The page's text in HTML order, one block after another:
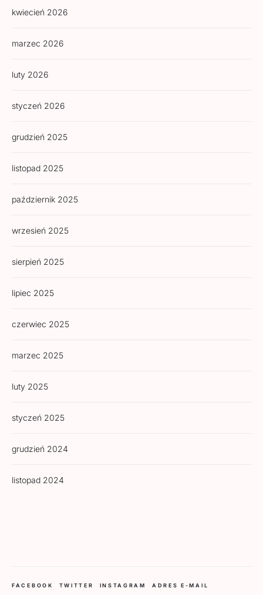
kwiecień 2026
marzec 2026
luty 2026
styczeń 2026
grudzień 2025
listopad 2025
październik 2025
wrzesień 2025
sierpień 2025
lipiec 2025
czerwiec 2025
marzec 2025
luty 2025
styczeń 2025
grudzień 2024
listopad 2024
FACEBOOK TWITTER INSTAGRAM ADRES E-MAIL